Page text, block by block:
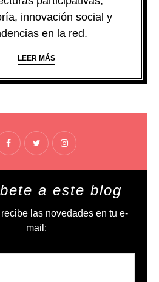
innovación social y
en la red.
LEER MÁS
a este blog
las novedades en tu e-
mail: